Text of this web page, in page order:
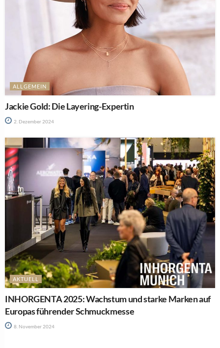
ALLGEMEIN
Jackie Gold: Die Layering-Expertin
2. Dezember 2024
AKTUELL
INHORGENTA 2025: Wachstum und starke Marken auf
Europas führender Schmuckmesse
8. November 2024